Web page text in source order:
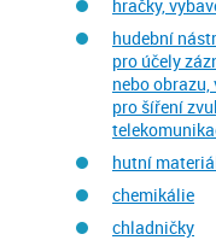
hračky,
hudební
pro účely
nebo
pro šíření
hutní
chemikálie
chladničky